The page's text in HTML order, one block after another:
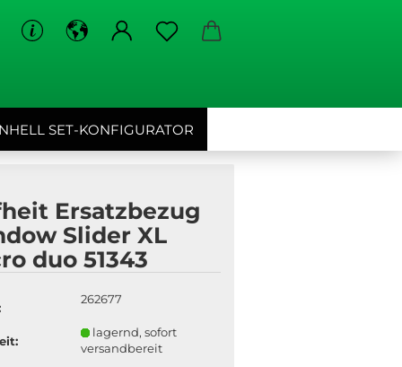
SET-KONFIGURATOR
Ersatzbezug
Slider XL
duo 51343
262677
lagernd, sofort
versandbereit